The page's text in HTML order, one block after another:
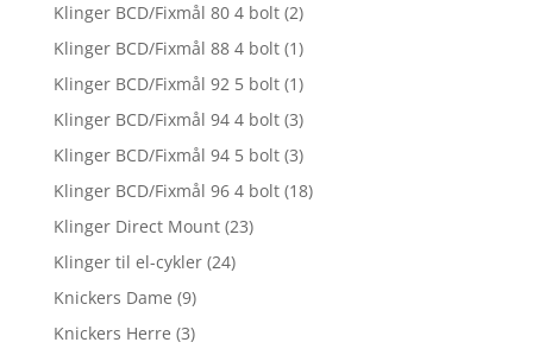
Klinger BCD/Fixmål 80 4 bolt (2)
Klinger BCD/Fixmål 88 4 bolt (1)
Klinger BCD/Fixmål 92 5 bolt (1)
Klinger BCD/Fixmål 94 4 bolt (3)
Klinger BCD/Fixmål 94 5 bolt (3)
Klinger BCD/Fixmål 96 4 bolt (18)
Klinger Direct Mount (23)
Klinger til el-cykler (24)
Knickers Dame (9)
Knickers Herre (3)